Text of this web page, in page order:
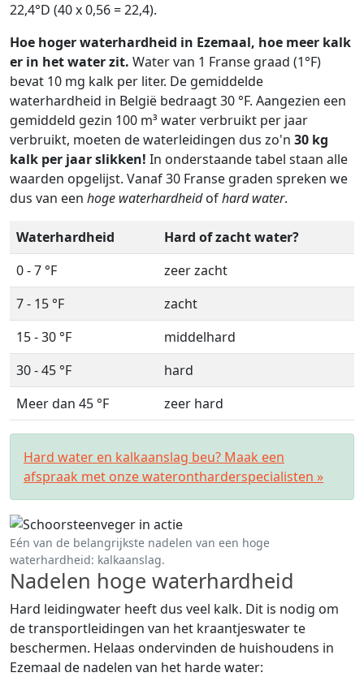
22,4°D (40 x 0,56 = 22,4).
Hoe hoger waterhardheid in Ezemaal, hoe meer kalk
er in het water zit. Water van 1 Franse graad (1°F)
bevat 10 mg kalk per liter. De gemiddelde
waterhardheid in België bedraagt 30 °F. Aangezien een
gemiddeld gezin 100 m³ water verbruikt per jaar
verbruikt, moeten de waterleidingen dus zo'n 30 kg
kalk per jaar slikken! In onderstaande tabel staan alle
waarden opgelijst. Vanaf 30 Franse graden spreken we
dus van een hoge waterhardheidofhard water.
Waterhardheid
Hard of zacht water?
0 - 7 °F
zeer zacht
7 - 15 °F
zacht
15 - 30 °F
middelhard
30 - 45 °F
hard
Meer dan 45 °F
zeer hard
Hard water en kalkaanslag beu? Maak een
afspraak met onze waterontharderspecialisten »
Eén van de belangrijkste nadelen van een hoge
waterhardheid: kalkaanslag.
Nadelen hoge waterhardheid
Hard leidingwater heeft dus veel kalk. Dit is nodig om
de transportleidingen van het kraantjeswater te
beschermen. Helaas ondervinden de huishoudens in
Ezemaal de nadelen van het harde water: